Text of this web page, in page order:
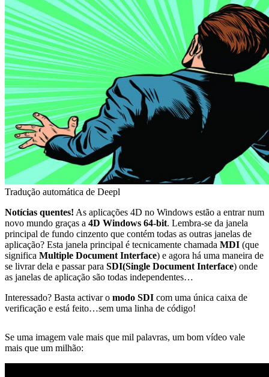
Tradução automática de Deepl
Notícias quentes! As aplicações 4D no Windows estão a entrar num
novo mundo graças a 4D Windows 64-bit. Lembra-se da janela
principal de fundo cinzento que contém todas as outras janelas de
aplicação? Esta janela principal é tecnicamente chamada MDI (que
significa Multiple Document Interface) e agora há uma maneira de
se livrar dela e passar para SDI(Single Document Interface) onde
as janelas de aplicação são todas independentes…
Interessado? Basta activar o modo SDI com uma única caixa de
verificação e está feito…sem uma linha de código!
Se uma imagem vale mais que mil palavras, um bom vídeo vale
mais que um milhão: